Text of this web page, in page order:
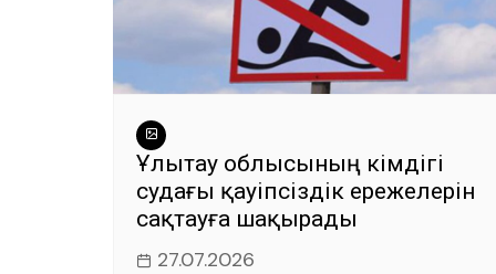
Ұлытау облысының әкімдігі
судағы қауіпсіздік ережелерін
сақтауға шақырады
27.07.2026